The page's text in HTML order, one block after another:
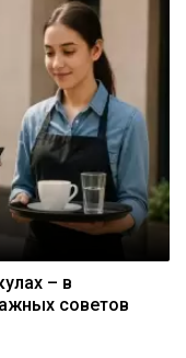
– в
советов